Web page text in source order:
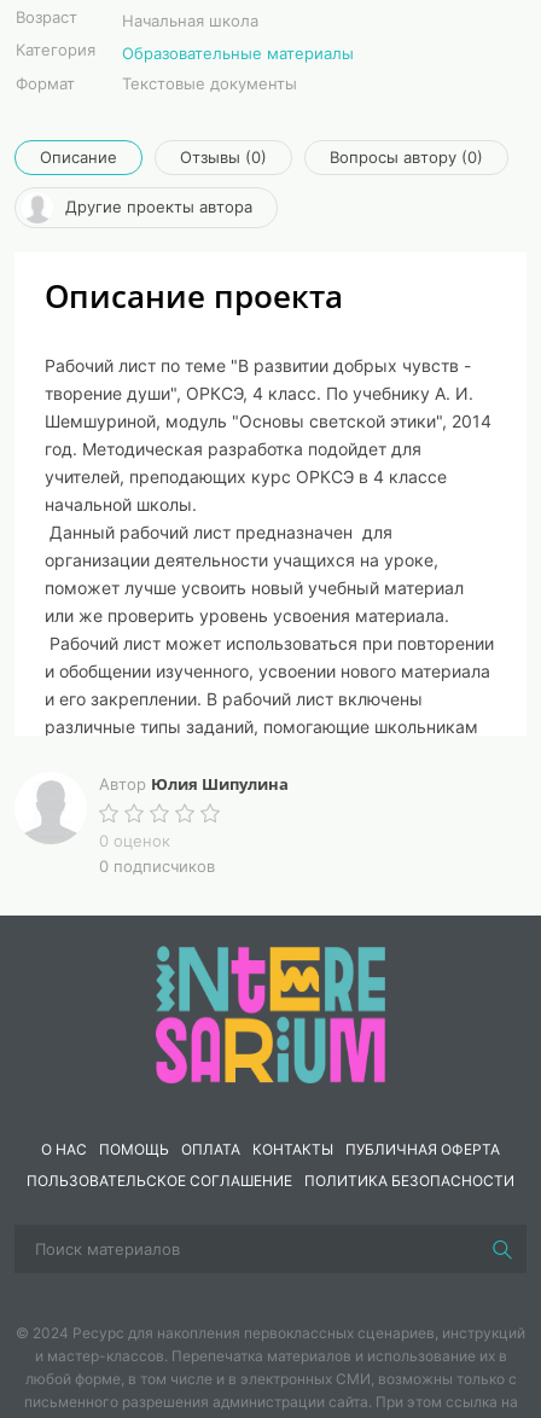
Возраст
Начальная школа
Категория
Образовательные материалы
Формат
Текстовые документы
Описание Отзывы (0) Вопросы автору (0)
Другие проекты автора
Описание проекта
Рабочий лист по теме "В развитии добрых чувств -
творение души", ОРКСЭ, 4 класс. По учебнику А. И.
Шемшуриной, модуль "Основы светской этики", 2014
год. Методическая разработка подойдет для
учителей, преподающих курс ОРКСЭ в 4 классе
начальной школы.
Данный рабочий лист предназначен для
организации деятельности учащихся на уроке,
поможет лучше усвоить новый учебный материал
или же проверить уровень усвоения материала.
Рабочий лист может использоваться при повторении
и обобщении изученного, усвоении нового материала
и его закреплении. В рабочий лист включены
различные типы заданий, помогающие школьникам
ответы на задания. Рабочий лист "В развитии добрых
чувств - творение души" разработан в соответствии с
темой урока.
Автор Юлия Шипулина
0 оценок
0 подписчиков
О НАС ПОМОЩЬ ОПЛАТА КОНТАКТЫ
ПУБЛИЧНАЯ ОФЕРТА
ПОЛЬЗОВАТЕЛЬСКОЕ СОГЛАШЕНИЕ
ПОЛИТИКА БЕЗОПАСНОСТИ
© 2024 Ресурс для накопления первоклассных сценариев, инструкций
и мастер-классов. Перепечатка материалов и использование их в
любой форме, в том числе и в электронных СМИ, возможны только с
письменного разрешения администрации сайта. При этом ссылка на